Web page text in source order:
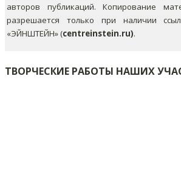
авторов публикаций. Копирование
разрешается только при наличии
«ЭЙНШТЕЙН» (centreinstein.ru).
ТВОРЧЕСКИЕ РАБОТЫ НАШИХ